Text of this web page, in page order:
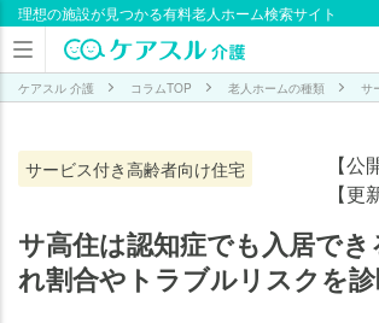
理想の施設が見つかる有料老人ホーム検索サイト
ケアスル 介護 コラムTOP 老人ホームの種類 サ
サービス付き高齢者向け住宅
【
【
サ高住は認知症でも入居で
れ割合やトラブルリスクを診
目次
サ高
住は
症で
も入
き
る！